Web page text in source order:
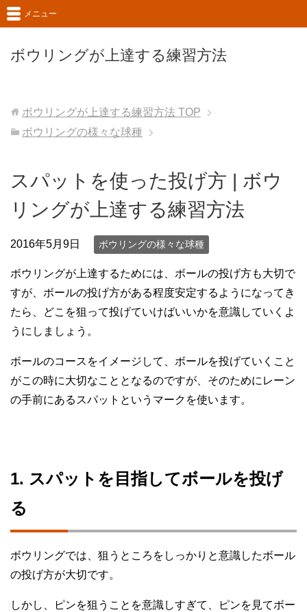
ボウリングが上達する練習方法
メニュー
ボウリングが上達する練習方法 TOP
ボウリングの様々な球種
スパットを使った投げ方 | ボウ
リングが上達する練習方法
2016年5月9日 ボウリングの様々な球種
ボウリングが上達するためには、ボールの投げ方も大切で
すが、ボールの投げ方がある程度安定するようになってき
たら、どこを狙って投げていけばいいかを意識していくよ
うにしましょう。
ボールのコースをイメージして、ボールを投げていくこと
がこの時に大切なこととなるのですが、そのためにレーン
の手前にあるスパットというマークを使います。
1. スパットを目指してボールを投げ
る
ボウリングでは、狙うところをしっかりと意識したボール
の投げ方が大切です。
しかし、ピンを狙うことを意識しすぎて、ピンを見てボー